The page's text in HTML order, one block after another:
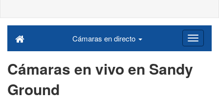
Cámaras en directo
Cámaras en vivo en Sandy
Ground